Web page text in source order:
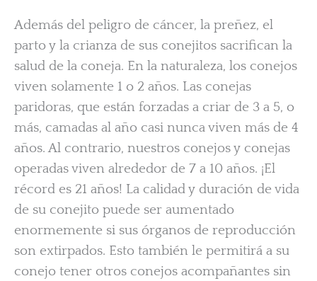
Además del peligro de cáncer, la preñez, el
parto y la crianza de sus conejitos sacrifican la
salud de la coneja. En la naturaleza, los conejos
viven solamente 1 o 2 años. Las conejas
paridoras, que están forzadas a criar de 3 a 5, o
más, camadas al año casi nunca viven más de 4
años. Al contrario, nuestros conejos y conejas
operadas viven alrededor de 7 a 10 años. ¡El
récord es 21 años! La calidad y duración de vida
de su conejito puede ser aumentado
enormemente si sus órganos de reproducción
son extirpados. Esto también le permitirá a su
conejo tener otros conejos acompañantes sin